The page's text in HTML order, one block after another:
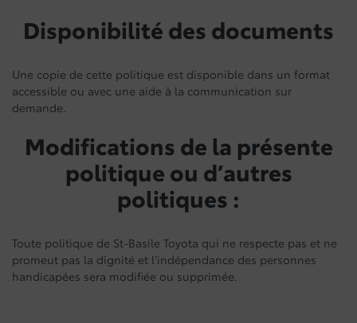
Disponibilité des documents
Une copie de cette politique est disponible dans un format
accessible ou avec une aide à la communication sur
demande.
Modifications de la présente
politique ou d’autres
politiques :
Toute politique de St-Basile Toyota qui ne respecte pas et ne
promeut pas la dignité et l’indépendance des personnes
handicapées sera modifiée ou supprimée.